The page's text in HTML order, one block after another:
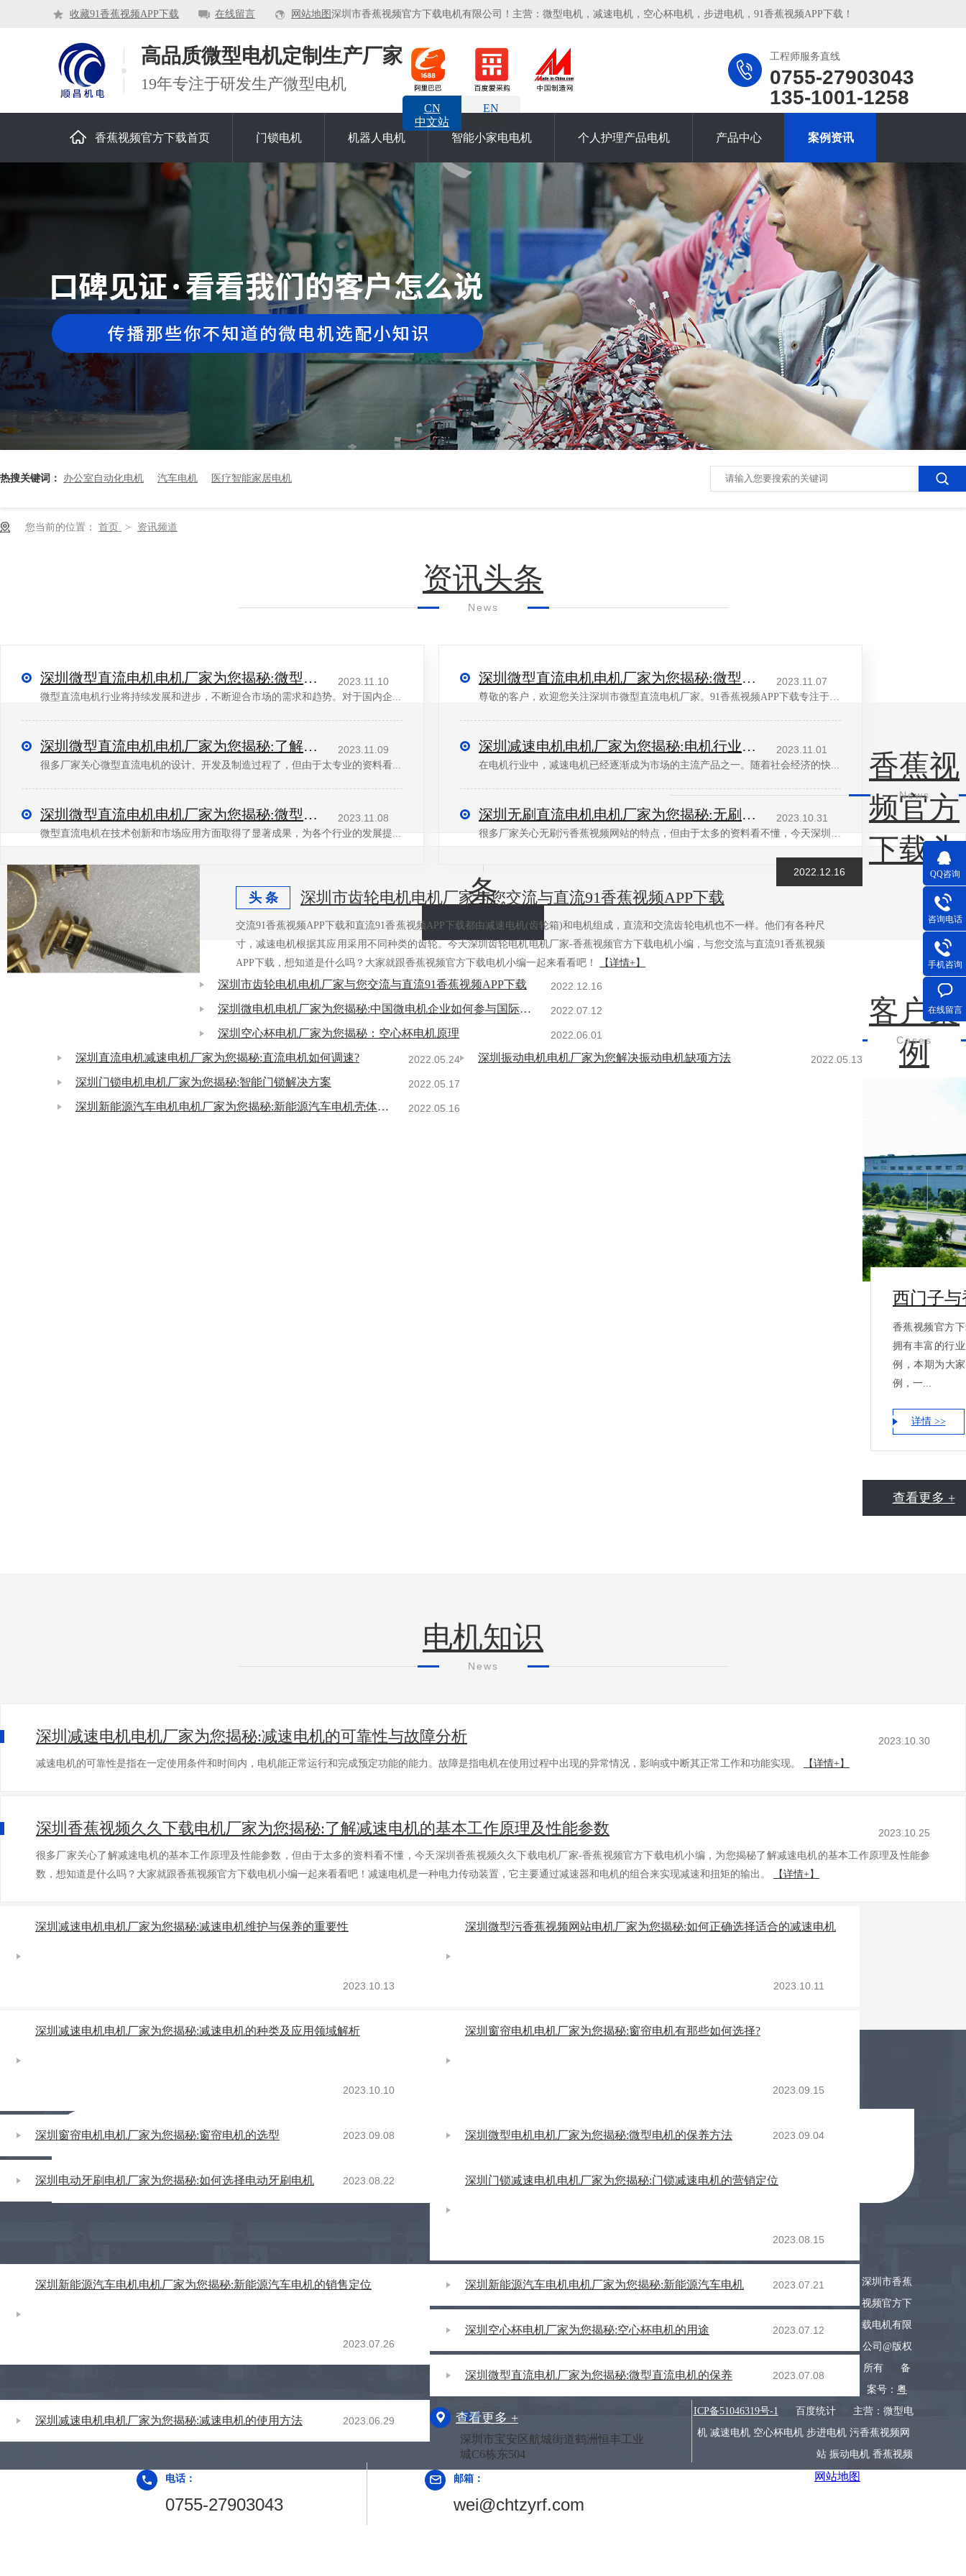
收藏91香蕉视频APP下载 在线留言 网站地图 深圳市香蕉视频官方下载电机有限公司！主营：微型电机，减速电机，空心杯电机，步进电机，91香蕉视频APP下载！
高品质微型电机定制生产厂家
19年专注于研发生产微型电机
工程师服务直线
0755-27903043
135-1001-1258
CN
中文站
EN
香蕉视频官方下载首页
门锁电机 机器人电机 智能小家电电机 个人护理产品电机 产品中心 案例资讯
关于香蕉视频官方下载
热搜关键词： 办公室自动化电机 汽车电机 医疗智能家居电机
您当前的位置： 首页 > 资讯频道
资讯头条
News
深圳微型直流电机电机厂家为您揭秘:微型直流电机行业中的技术进步与未来趋势 2023.11.10
微型直流电机行业将持续发展和进步，不断迎合市场的需求和趋势。对于国内企...
深圳微型直流电机电机厂家为您揭秘:了解微型直流电机的设计、开发及制造过程 2023.11.09
很多厂家关心微型直流电机的设计、开发及制造过程了，但由于太专业的资料看...
深圳微型直流电机电机厂家为您揭秘:微型直流电机的技术创新与市场应用 2023.11.08
微型直流电机在技术创新和市场应用方面取得了显著成果，为各个行业的发展提...
深圳微型直流电机电机厂家为您揭秘:微型直流电机 - 高效能、低噪音 2023.11.07
尊敬的客户，欢迎您关注深圳市微型直流电机厂家。91香蕉视频APP下载专注于微型电机的研发...
深圳减速电机电机厂家为您揭秘:电机行业发展中减速电机的市场前景展望 2023.11.01
在电机行业中，减速电机已经逐渐成为市场的主流产品之一。随着社会经济的快...
深圳无刷直流电机电机厂家为您揭秘:无刷污香蕉视频网站的特点及优势分析 2023.10.31
很多厂家关心无刷污香蕉视频网站的特点，但由于太多的资料看不懂，今天深圳无...
香蕉视
频官方
下载头
条
News
2022.12.16
头 条 深圳市齿轮电机电机厂家与您交流与直流91香蕉视频APP下载
交流91香蕉视频APP下载和直流91香蕉视频APP下载都由减速电机(齿轮箱)和电机组成，直流和交流齿轮电机也不一样。他们有各种尺
寸，减速电机根据其应用采用不同种类的齿轮。今天深圳齿轮电机电机厂家-香蕉视频官方下载电机小编，与您交流与直流91香蕉视频
APP下载，想知道是什么吗？大家就跟香蕉视频官方下载电机小编一起来看看吧！
【详情+】
深圳市齿轮电机电机厂家与您交流与直流91香蕉视频APP下载 2022.12.16
深圳微电机电机厂家为您揭秘:中国微电机企业如何参与国际竞争 2022.07.12
深圳空心杯电机厂家为您揭秘：空心杯电机原理 2022.06.01
深圳直流电机减速电机厂家为您揭秘:直流电机如何调速? 2022.05.24
深圳门锁电机电机厂家为您揭秘:智能门锁解决方案 2022.05.17
深圳新能源汽车电机电机厂家为您揭秘:新能源汽车电机壳体压铸模设计 2022.05.16
深圳振动电机电机厂家为您解决振动电机缺项方法 2022.05.13
客户案
例
Cases
香蕉视频官方下
拥有丰富的行业
例，本期为
例，一...
详情 >>
查看更多 +
电机知识
News
深圳减速电机电机厂家为您揭秘:减速电机的可靠性与故障分析 2023.10.30
减速电机的可靠性是指在一定使用条件和时间内，电机能正常运行和完成预定功能的能力。故障是指电机在使用过程中出现的异常情况，影响或中断其正常工作和功能实现。 【详情+】
深圳香蕉视频久久下载电机厂家为您揭秘:了解减速电机的基本工作原理及性能参数 2023.10.25
很多厂家关心了解减速电机的基本工作原理及性能参数，但由于太多的资料看不懂，今天深圳香蕉视频久久下载电机厂家-香蕉视频官方下载电机小编，为您揭秘了解减速电机的基本工作原理及性能参
数，想知道是什么吗？大家就跟香蕉视频官方下载电机小编一起来看看吧！减速电机是一种电力传动装置，它主要通过减速器和电机的组合来实现减速和扭矩的输出。
【详情+】
深圳减速电机电机厂家为您揭秘:减速电机维护与保养的重要性
2023.10.13
深圳微型污香蕉视频网站电机厂家为您揭秘:如何正确选择适合的减速电机
2023.10.11
深圳减速电机电机厂家为您揭秘:减速电机的种类及应用领域解析
2023.10.10
深圳窗帘电机电机厂家为您揭秘:窗帘电机有那些如何选择?
2023.09.15
深圳窗帘电机电机厂家为您揭秘:窗帘电机的选型 2023.09.08 深圳微型电机电机厂家为您揭秘:微型电机的保养方法 2023.09.04
深圳电动牙刷电机厂家为您揭秘:如何选择电动牙刷电机 2023.08.22 深圳门锁减速电机电机厂家为您揭秘:门锁减速电机的营销定位
2023.08.15
深圳新能源汽车电机电机厂家为您揭秘:新能源汽车电机的销售定位
2023.07.26
深圳新能源汽车电机电机厂家为您揭秘:新能源汽车电机 2023.07.21
深圳空心杯电机厂家为您揭秘:空心杯电机的用途 2023.07.12
深圳微型直流电机厂家为您揭秘:微型直流电机的保养 2023.07.08
深圳减速电机电机厂家为您揭秘:减速电机的使用方法 2023.06.29 查看更多 +
地址：
深圳市宝安区航城街道鹤洲恒丰工业
城C6栋东504
电话：
0755-27903043
邮箱：
wei@chtzyrf.com
深圳市香蕉
视频官方下
载电机有限
公司@版权
所有
备
案号： 粤
ICP备51046319号-1
百度统计
主营：微型电
机 减速电机 空心杯电机 步进电机 污香蕉视频网
站 振动电机 香蕉视频
久久下载
QQ咨询
咨询电话
手机咨询
在线留言
网站地图